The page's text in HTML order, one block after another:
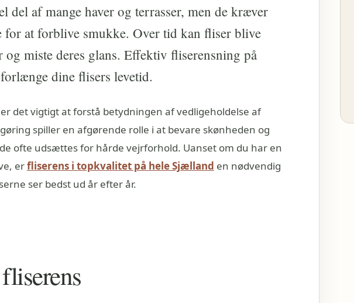
del af mange haver og terrasser, men de kræver
for at forblive smukke. Over tid kan fliser blive
miste deres glans. Effektiv fliserensning på
dine flisers levetid.
det vigtigt at forstå betydningen af vedligeholdelse af
spiller en afgørende rolle i at bevare skønheden og
ofte udsættes for hårde vejrforhold. Uanset om du har en
erfliserens i topkvalitet på hele Sjælland en nødvendig
ser bedst ud år efter år.